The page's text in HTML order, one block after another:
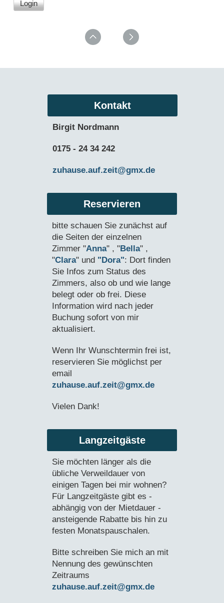
Kontakt
Birgit Nordmann
0175 - 24 34 242
zuhause.auf.zeit@gmx.de
Reservieren
bitte schauen Sie zunächst auf
die Seiten der einzelnen
Zimmer "Anna" , "Bella" ,
"Clara" und "Dora": Dort finden
Sie Infos zum Status des
Zimmers, also ob und wie lange
belegt oder ob frei. Diese
Information wird nach jeder
Buchung sofort von mir
aktualisiert.
Wenn Ihr Wunschtermin frei ist,
reservieren Sie möglichst per
email
zuhause.auf.zeit@gmx.de
Vielen Dank!
Langzeitgäste
Sie möchten länger als die
übliche Verweildauer von
einigen Tagen bei mir wohnen?
Für Langzeitgäste gibt es -
abhängig von der Mietdauer -
ansteigende Rabatte bis hin zu
festen Monatspauschalen.
Bitte schreiben Sie mich an mit
Nennung des gewünschten
Zeitraums
zuhause.auf.zeit@gmx.de